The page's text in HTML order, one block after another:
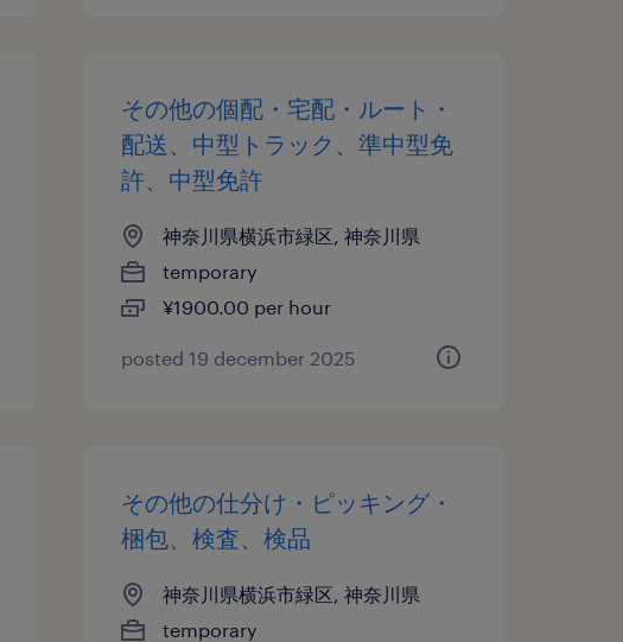
その他の個配・宅配・ルート・
配送、中型トラック、準中型免
許、中型免許
神奈川県横浜市緑区, 神奈川県
temporary
¥1900.00 per hour
posted 19 december 2025
その他の仕分け・ピッキング・
梱包、検査、検品
神奈川県横浜市緑区, 神奈川県
temporary